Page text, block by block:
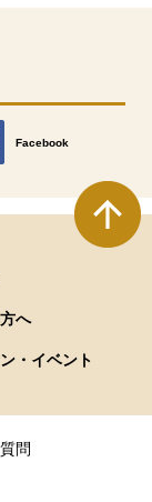
Facebook
別のウィンドウで開きます
へ
・イベント
問